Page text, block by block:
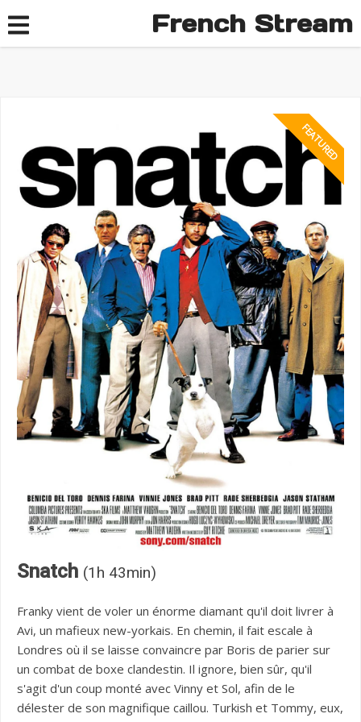
French Stream
Snatch (1h 43min)
Franky vient de voler un énorme diamant qu'il doit livrer à
Avi, un mafieux new-yorkais. En chemin, il fait escale à
Londres où il se laisse convaincre par Boris de parier sur
un combat de boxe clandestin. Il ignore, bien sûr, qu'il
s'agit d'un coup monté avec Vinny et Sol, afin de le
délester de son magnifique caillou. Turkish et Tommy, eux,